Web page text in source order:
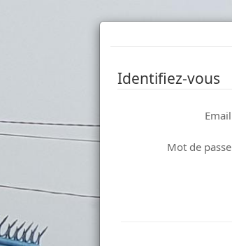
Identifiez-vous
Email
Mot de passe